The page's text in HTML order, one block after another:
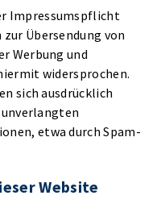
Impressumspflicht
Übersendung von
Werbung und
widersprochen.
sich ausdrücklich
etwa durch Spam-
Website